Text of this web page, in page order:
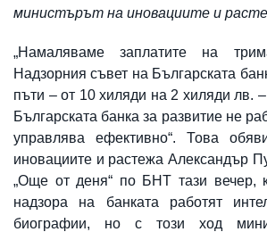
министърът на иновациите и
„Намаляваме заплатите на
Надзорния съвет на Българската
пъти – от 10 хиляди на 2 хиляди лв.
Българската банка за развитие не
управлява ефективно“. Това
иновациите и растежа Александър
„Още от деня“ по БНТ тази вечер,
надзора на банката работят
биографии, но с този ход